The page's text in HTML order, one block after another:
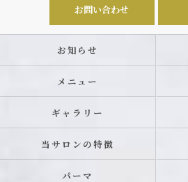
お問い合わせ
お知らせ
メニュー
ギャラリー
当サロンの特徴
パーマ